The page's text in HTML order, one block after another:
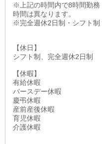
※上記の時間内で8時間勤務
時間は異なります。
※完全週休2日制・シフト制
【休日】
シフト制、完全週休2日制
【休暇】
有給休暇
バースデー休暇
慶弔休暇
産前産後休暇
育児休暇
介護休暇